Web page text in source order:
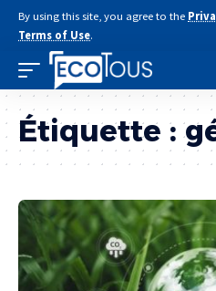
By using this site, you agree to the
Terms of Use.
Étiquette :